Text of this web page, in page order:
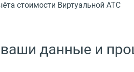
стоимости Виртуальной АТС
ваши данные и